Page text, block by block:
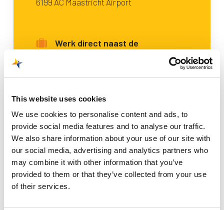
This website uses cookies
We use cookies to personalise content and ads, to
provide social media features and to analyse our traffic.
We also share information about your use of our site with
our social media, advertising and analytics partners who
may combine it with other information that you’ve
provided to them or that they’ve collected from your use
of their services.
Werk direct naast de
landingsbaan van Maastricht
Voor ieder bedrijf die een
kantoorruimte zoekt geschikt
Contact